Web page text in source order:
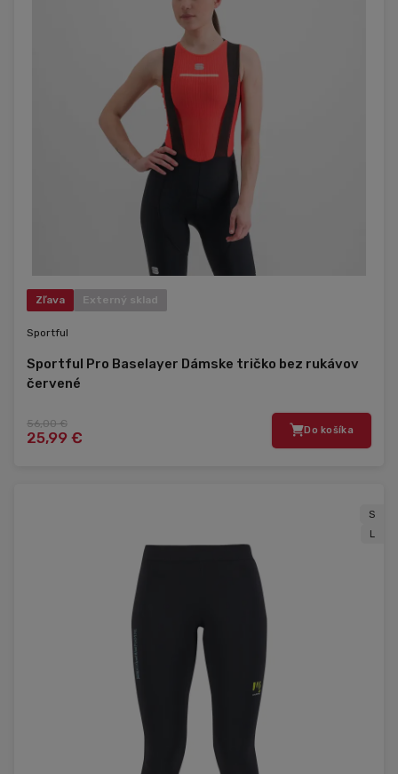
Zľava Externý sklad
Sportful
Sportful Pro Baselayer Dámske tričko bez rukávov
červené
56,00 €
25,99 € Do košíka
S
L